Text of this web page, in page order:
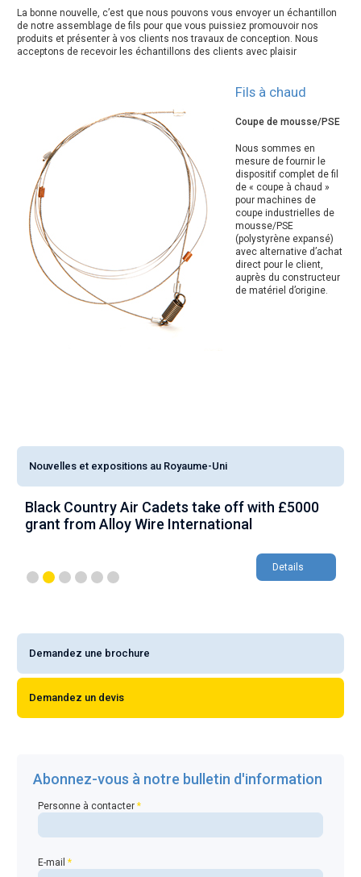
La bonne nouvelle, c’est que nous pouvons vous envoyer un échantillon
de notre assemblage de fils pour que vous puissiez promouvoir nos
produits et présenter à vos clients nos travaux de conception. Nous
acceptons de recevoir les échantillons des clients avec plaisir
Fils à chaud
Coupe de mousse/PSE
Nous sommes en
mesure de fournir le
dispositif complet de fil
de « coupe à chaud »
pour machines de
coupe industrielles de
mousse/PSE
(polystyrène expansé)
avec alternative d’achat
direct pour le client,
auprès du constructeur
de matériel d’origine.
Nouvelles et expositions au Royaume-Uni
Black Country Air Cadets take off with £5000
grant from Alloy Wire International
Details
Demandez une brochure
Demandez un devis
Abonnez-vous à notre bulletin d'information
Personne à contacter*
E-mail*